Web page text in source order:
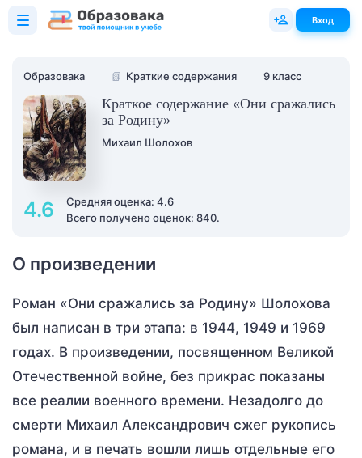
Образовака 📗 Краткие содержания 9 класс
Краткое содержание «Они сражались
за Родину»
Михаил Шолохов
4.6
Средняя оценка: 4.6
Всего получено оценок: 840.
О произведении
Роман «Они сражались за Родину» Шолохова
был написан в три этапа: в 1944, 1949 и 1969
годах. В произведении, посвященном Великой
Отечественной войне, без прикрас показаны
все реалии военного времени. Незадолго до
смерти Михаил Александрович сжег рукопись
романа, и в печать вошли лишь отдельные его
Вход